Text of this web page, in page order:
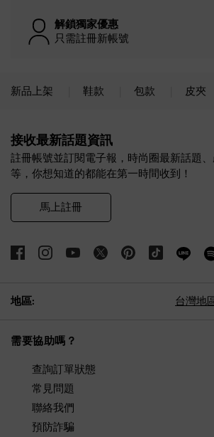
解鎖獨家優惠
只需註冊新帳號
新品上架 鞋款 包款 皮夾
接收最新話題資訊
註冊帳號並訂閱電子報，時尚圈最新話題
等，你想知道的都能在第一時間收到！
馬上註冊
地區: 台灣地
需要協助嗎？
查詢訂單狀態
常見問題
聯絡我們
預防詐騙